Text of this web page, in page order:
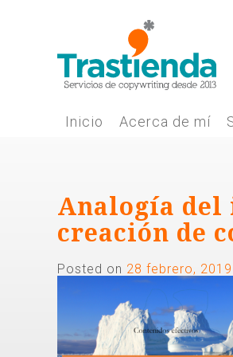
Inicio Acerca de mí
Analogía del
creación de
Posted on 28 febrero, 2019